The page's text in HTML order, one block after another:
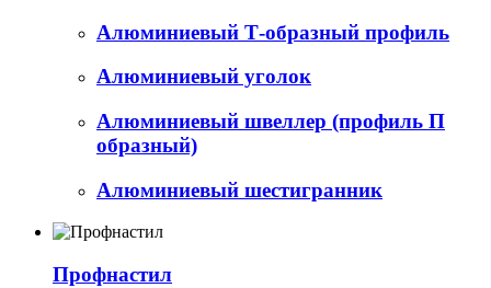
Алюминиевый Т-образный профиль
Алюминиевый уголок
Алюминиевый швеллер (профиль П
образный)
Алюминиевый шестигранник
Профнастил